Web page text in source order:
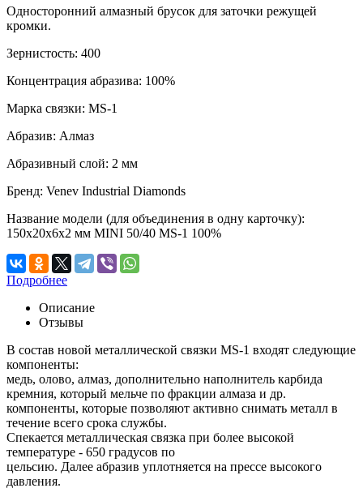
Односторонний алмазный брусок для заточки режущей
кромки.
Зернистость: 400
Концентрация абразива: 100%
Марка связки: MS-1
Абразив: Алмаз
Абразивный слой: 2 мм
Бренд: Venev Industrial Diamonds
Название модели (для объединения в одну карточку):
150х20х6х2 мм MINI 50/40 MS-1 100%
Подробнее
Описание
Отзывы
В состав новой металлической связки MS-1 входят следующие
компоненты:
медь, олово, алмаз, дополнительно наполнитель карбида
кремния, который мельче по фракции алмаза и др.
компоненты, которые позволяют активно снимать металл в
течение всего срока службы.
Спекается металлическая связка при более высокой
температуре - 650 градусов по
цельсию. Далее абразив уплотняется на прессе высокого
давления.